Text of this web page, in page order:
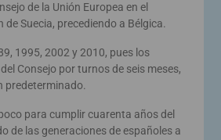
de la Unión Europea en el
Suecia, precediendo a Bélgica.
1995, 2002 y 2010, pues los
Consejo por turnos de seis meses,
predeterminado.
para cumplir cuarenta años del
de las generaciones de españoles a